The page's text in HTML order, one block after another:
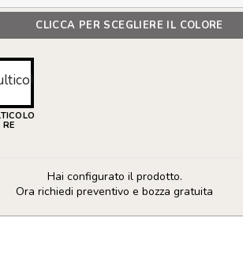
CLICCA PER SCEGLIERE IL COLORE
RE
Hai configurato il prodotto.
Ora richiedi preventivo e bozza gratuita